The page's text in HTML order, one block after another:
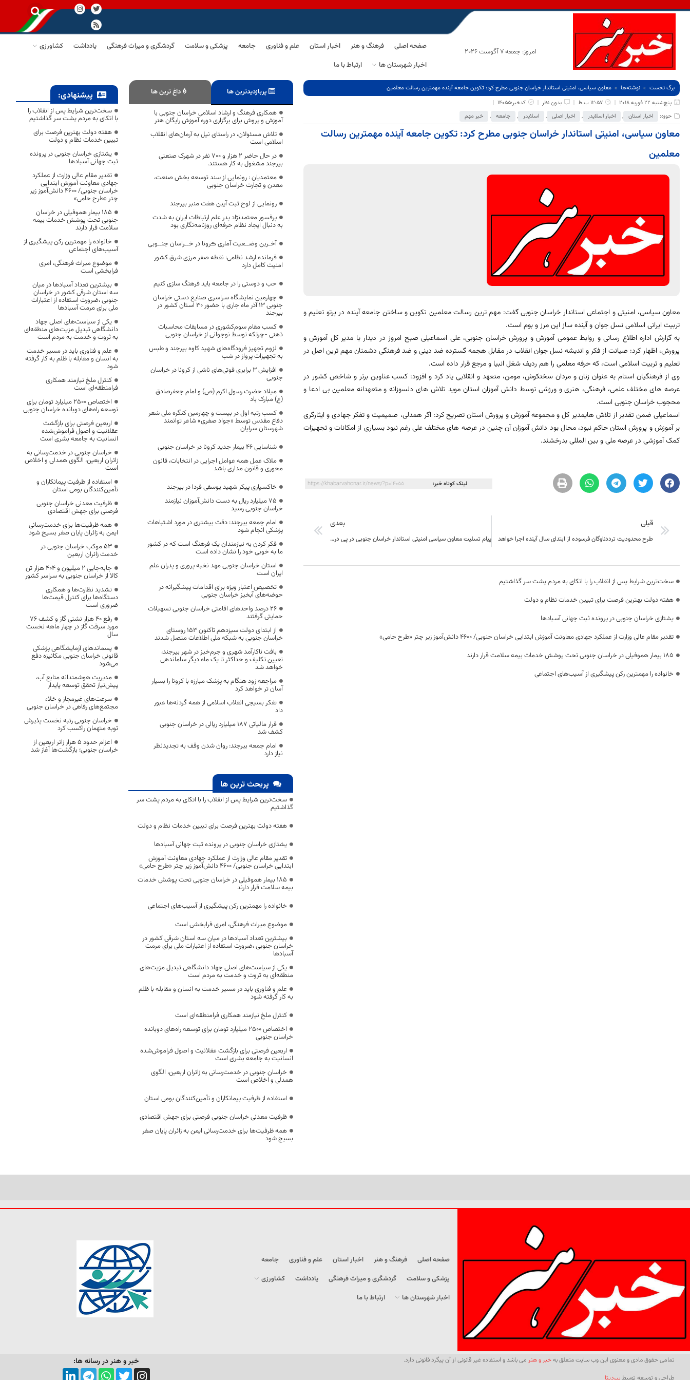
امروز: جمعه 7 آگوست 2026
صفحه اصلی فرهنگ و هنر اخبار استان علم و فناوری جامعه پزشکی و سلامت گردشگری و میراث فرهنگی یادداشت
کشاورزی
اخبار شهرستان ها
ارتباط با ما
برگ نخست نوشته‌ها
معاون سیاسی، امنیتی استاندار خراسان جنوبی مطرح کرد: تکوین جامعه آینده مهمترین رسالت معلمین
پنج‌شنبه 22 فوریه 2018
12:57 ب.ظ بدون نظر
کدخبر:14055
حوزه:
اخبار استان , اخبار اسلایدر , اخبار اصلی , اسلایدر , جامعه , خبر مهم
معاون سیاسی، امنیتی استاندار خراسان جنوبی مطرح کرد: تکوین جامعه آینده مهمترین رسالت
معلمین
معاون سیاسی، امنیتی و اجتماعی استاندار خراسان جنوبی گفت: مهم ترین رسالت معلمین تکوین و ساختن جامعه آینده در پرتو تعلیم و
تربیت ایرانی اسلامی نسل جوان و آینده ساز این مرز و بوم است.
به گزارش اداره اطلاع رسانی و روابط عمومی آموزش و پرورش خراسان جنوبی، علی اسماعیلی صبح امروز در دیدار با مدیر کل آموزش و
پرورش، اظهار کرد: صیانت از فکر و اندیشه نسل جوان انقلاب در مقابل هجمه گسترده ضد دینی و ضد فرهنگی دشمنان مهم ترین اصل در
تعلیم و تربیت اسلامی است، که حرفه معلمی را هم ردیف شغل انبیا و مرجع قرار داده است.
وی از فرهنگیان استام به عنوان زنان و مردان سختکوش، مومن، متعهد و انقلابی یاد کرد و افزود: کسب عناوین برتر و شاخص کشور در
عرصه های مختلف علمی، فرهنگی، هنری و ورزشی توسط دانش آموزان استان موید تلاش های دلسوزانه و متعهدانه معلمین بی ادعا و
محجوب خراسان جنوبی است.
اسماعیلی ضمن تقدیر از تلاش هایمدیر کل و مجموعه آموزش و پرورش استان تصریح کرد: اگر همدلی، صمیمیت و تفکر جهادی و ایثارگری
بر آموزش و پرورش استان حاکم نبود، محال بود دانش آموزان آن چنین در عرصه های مختلف علی رغم نبود بسیاری از امکانات و تجهیزات
کمک آموزشی در عرصه ملی و بین المللی بدرخشند.
لینک کوتاه خبر: https://khabarvahonar.ir/news/?p=14055
قبلی
طرح محدودیت ترددناوگان فرسوده از ابتدای سال آینده اجرا خواهد
بعدی
پیام تسلیت معاون سیاسی امنیتی استاندار خراسان جنوبی در پی درگذشت امام جمعه فقید طبس
سخت‌ترین شرایط پس از انقلاب را با اتکای به مردم پشت سر گذاشتیم
هفته دولت بهترین فرصت برای تبیین خدمات نظام و دولت
یشتازی خراسان جنوبی در پرونده ثبت جهانی آسبادها
تقدیر مقام عالی وزارت از عملکرد جهادی معاونت آموزش ابتدایی خراسان جنوبی/ ۴۶۰۰ دانش‌آموز زیر چتر «طرح حامی»
۱۸۵ بیمار هموفیلی در خراسان جنوبی تحت پوشش خدمات بیمه سلامت قرار دارند
خانواده را مهمترین رکن پیشگیری از آسیب‌های اجتماعی
پربازدیدترین ها داغ ترین ها
همکاری فرهنگ و ارشاد اسلامی خراسان جنوبی با
آموزش و پروش برای برگزاری دوره آموزش رایگان هنر
تلاش مسئولان، در راستای نیل به آرمان‌های انقلاب
اسلامی است
در حال حاضر ۲ هزار و ۷۰۰ نفر در شهرک صنعتی
بیرجند مشغول به کار هستند.
معتمدیان : رونمایی از سند توسعه بخش صنعت،
معدن و تجارت خراسان جنوبی
رونمایی از لوح ثبت آیین هفت منبر بیرجند
پرفسور معتمدنژاد پدر علم ارتباطات ایران به شدت
به دنبال ایجاد نظام حرفه‌ای روزنامه‌نگاری بود
آخـرین وضــعیت آماری ڪرونا در خــراسان جنــوبی
فرمانده ارشد نظامی: نقطه صفر مرزی شرق کشور
امنیت کامل دارد
حب و دوستی را در جامعه باید فرهنگ سازی کنیم
چهارمین نمایشگاه سراسری صنایع دستی خراسان
جنوبی ۱۳ آذر ماه جاری با حضور ۳۰ استان کشور در
بیرجند
کسب مقام سوم‌کشوری در مسابقات محاسبات
ذهنی -چرتکه توسط نوجوانی از خراسان جنوبی
لزوم تجهیز فرودگاه‌های شهید کاوه بیرجند و طبس
به تجهیزات پرواز در شب
افزایش ۳ برابری فوتی‌های ناشی از کرونا در خراسان
جنوبی
میلاد حضرت رسول اکرم (ص) و امام جعفرصادق
(ع) مبارک باد
کسب رتبه اول در بیست و چهارمین کنگره ملی شعر
دفاع مقدس توسط «جواد صفری» شاعر توانمند
شهرستان سرایان
شناسایی ۴۶ بیمار جدید کرونا در خراسان جنوبی
ملاک عمل همه عوامل اجرایی در انتخابات، قانون
محوری و قانون مداری باشد
خاکسپاری پیکر شهید یوسفی فردا در بیرجند
۷۵ میلیارد ریال به دست دانش‌آموزان نیازمند
خراسان جنوبی رسید
امام جمعه بیرجند: دقت بیشتری در مورد اشتباهات
پزشکی انجام شود
فکر کردن به نیازمندان یک فرهنگ است که در کشور
ما به خوبی خود را نشان داده است
استان خراسان جنوبی مهد نخبه پروری و پدران علم
ایران است
تخصیص اعتبار ویژه برای ‏اقدامات پیشگیرانه در
حوضه‌های آبخیز خراسان جنوبی
۲۶ درصد واحدهای اقامتی خراسان جنوبی تسهیلات
حمایتی گرفتند
از ابتدای دولت سیزدهم تاکنون ۱۵۳ روستای
خراسان جنوبی به شبکه ملی اطلاعات متصل شدند
بافت ناکارآمد شهری و جرم‌خیز در شهر بیرجند،
تعیین تکلیف و حداکثر تا یک ماه دیگر ساماندهی
خواهد شد
مراجعه زود هنگام به پزشک مبارزه با کرونا را بسیار
آسان تر خواهد کرد
تفکر بسیجی انقلاب اسلامی از همه گردنه‌ها عبور
داد
فرار مالیاتی ۱۸۷ میلیارد ریالی در خراسان جنوبی
کشف شد
امام جمعه بیرجند: روان شدن وقف به تجدیدنظر
نیاز دارد
پربحث ترین ها
سخت‌ترین شرایط پس از انقلاب را با اتکای به مردم پشت سر
گذاشتیم
هفته دولت بهترین فرصت برای تبیین خدمات نظام و دولت
یشتازی خراسان جنوبی در پرونده ثبت جهانی آسبادها
تقدیر مقام عالی وزارت از عملکرد جهادی معاونت آموزش
ابتدایی خراسان جنوبی/ ۴۶۰۰ دانش‌آموز زیر چتر «طرح حامی»
۱۸۵ بیمار هموفیلی در خراسان جنوبی تحت پوشش خدمات
بیمه سلامت قرار دارند
خانواده را مهمترین رکن پیشگیری از آسیب‌های اجتماعی
موضوع میراث فرهنگی، امری فرابخشی است
بیشترین تعداد آسبادها در میان سه استان شرقی کشور در
خراسان جنوبی ،ضرورت استفاده از اعتبارات ملی برای مرمت
آسبادها
یکی از سیاست‌های اصلی جهاد دانشگاهی تبدیل مزیت‌های
منطقه‌ای به ثروت و خدمت به مردم است
علم و فناوری باید در مسیر خدمت به انسان و مقابله با ظلم
به کار گرفته شود
کنترل ملخ نیازمند همکاری فرامنطقه‌ای است
اختصاص 2500 میلیارد تومان برای توسعه راه‌های دوبانده
خراسان جنوبی
اربعین فرصتی برای بازگشت عقلانیت و اصول فراموش‌شده
انسانیت به جامعه بشری است
خراسان جنوبی در خدمت‌رسانی به زائران اربعین، الگوی
همدلی و اخلاص است
استفاده از ظرفیت پیمانکاران و تأمین‌کنندگان بومی استان
ظرفیت معدنی خراسان جنوبی فرصتی برای جهش اقتصادی
همه ظرفیت‌ها برای خدمت‌رسانی ایمن به زائران پایان صفر
بسیج شود
پیشنهادی:
سخت‌ترین شرایط پس از انقلاب را
با اتکای به مردم پشت سر گذاشتیم
هفته دولت بهترین فرصت برای
تبیین خدمات نظام و دولت
یشتازی خراسان جنوبی در پرونده
ثبت جهانی آسبادها
تقدیر مقام عالی وزارت از عملکرد
جهادی معاونت آموزش ابتدایی
خراسان جنوبی/ ۴۶۰۰ دانش‌آموز زیر
چتر «طرح حامی»
۱۸۵ بیمار هموفیلی در خراسان
جنوبی تحت پوشش خدمات بیمه
سلامت قرار دارند
خانواده را مهمترین رکن پیشگیری از
آسیب‌های اجتماعی
موضوع میراث فرهنگی، امری
فرابخشی است
بیشترین تعداد آسبادها در میان
سه استان شرقی کشور در خراسان
جنوبی ،ضرورت استفاده از اعتبارات
ملی برای مرمت آسبادها
یکی از سیاست‌های اصلی جهاد
دانشگاهی تبدیل مزیت‌های منطقه‌ای
به ثروت و خدمت به مردم است
علم و فناوری باید در مسیر خدمت
به انسان و مقابله با ظلم به کار گرفته
شود
کنترل ملخ نیازمند همکاری
فرامنطقه‌ای است
اختصاص 2500 میلیارد تومان برای
توسعه راه‌های دوبانده خراسان جنوبی
اربعین فرصتی برای بازگشت
عقلانیت و اصول فراموش‌شده
انسانیت به جامعه بشری است
خراسان جنوبی در خدمت‌رسانی به
زائران اربعین، الگوی همدلی و اخلاص
است
استفاده از ظرفیت پیمانکاران و
تأمین‌کنندگان بومی استان
ظرفیت معدنی خراسان جنوبی
فرصتی برای جهش اقتصادی
همه ظرفیت‌ها برای خدمت‌رسانی
ایمن به زائران پایان صفر بسیج شود
53 موکب خراسان جنوبی در
خدمت زائران اربعین
جابه‌جایی 2 میلیون و 404 هزار تن
کالا از خراسان جنوبی به سراسر کشور
تشدید نظارت‌ها و همکاری
دستگاه‌ها برای کنترل قیمت‌ها
ضروری است
رفع 40 هزار نشتی گاز و کشف 76
مورد سرقت گاز در چهار ماهه نخست
سال
پسماندهای آزمایشگاهی پزشکی
قانونی خراسان جنوبی مکانیزه دفع
می‌شود
مدیریت هوشمندانه منابع آب،
پیش‌نیاز تحقق توسعه پایدار
سرعت‌های غیرمجاز و خلاء
مجتمع‌های رفاهی در خراسان جنوبی
خراسان جنوبی رتبه نخست پذیرش
توبه متهمان راکسب کرد
اعزام حدود 5 هزار زائر اربعین از
خراسان جنوبی؛ بازگشت‌ها آغاز شد
صفحه اصلی فرهنگ و هنر اخبار استان علم و فناوری
جامعه
پزشکی و سلامت
گردشگری و میراث فرهنگی یادداشت
کشاورزی
اخبار شهرستان ها
ارتباط با ما
تمامی حقوق مادی و معنوی این وب سایت متعلق بهخبر و هنر می باشد و استفاده غیر قانونی از آن پیگرد قانونی دارد.
طراحی و توسعه توسطبیردیتا
خبر و هنر در رسانه ها: